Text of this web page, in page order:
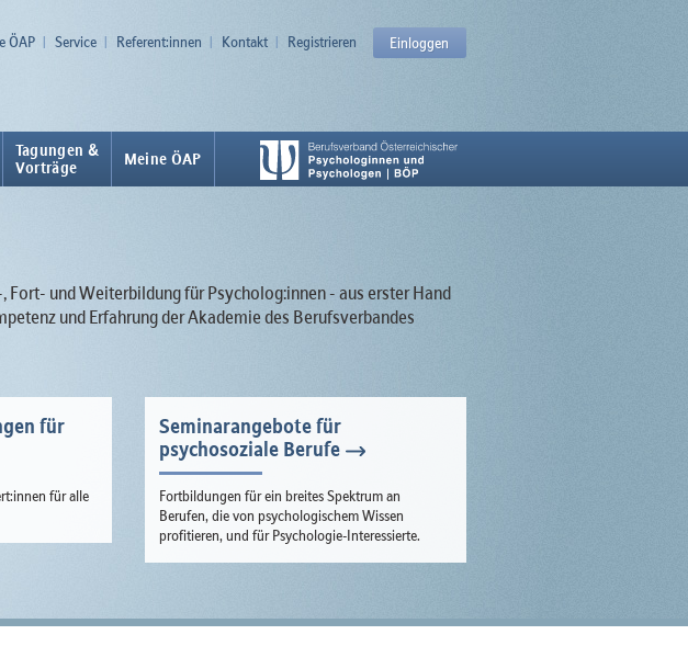
ÖAP Service Referent:innen Kontakt Registrieren Einloggen
Tagungen &
Vorträge
Meine ÖAP
und Weiterbildung für Psycholog:innen - aus erster Hand
und Erfahrung der Akademie des Berufsverbandes
für
für alle
Seminarangebote für
psychosoziale Berufe
Fortbildungen für ein breites Spektrum an
Berufen, die von psychologischem Wissen
profitieren, und für Psychologie-Interessierte.